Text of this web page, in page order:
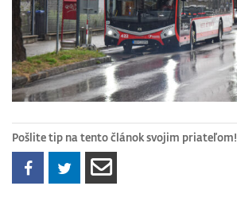
Pošlite tip na tento článok svojim priateľom!